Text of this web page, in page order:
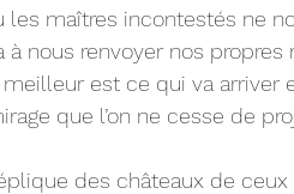
les maîtres incontestés ne
à nous renvoyer nos propres
est ce qui va arriver
que l’on ne cesse de
des châteaux de